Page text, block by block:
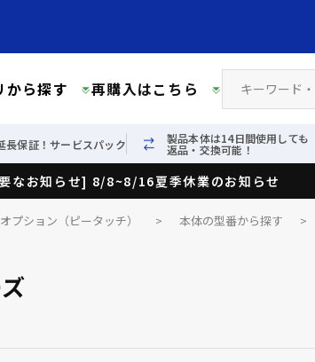
から探す 再購入はこちら
長保証！サービスパック 製品本体は14日間使用しても
返品・交換可能！
なお知らせ] 8/8~8/16夏季休業のお知らせ
プション（ピータッチ） > 本体の型番から探す >